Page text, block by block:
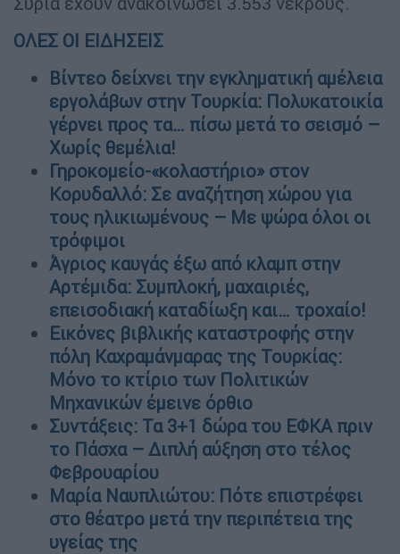
ΟΛΕΣ ΟΙ ΕΙΔΗΣΕΙΣ
Βίντεο δείχνει την εγκληματική αμέλεια
εργολάβων στην Τουρκία: Πολυκατοικία
γέρνει προς τα… πίσω μετά το σεισμό –
Χωρίς θεμέλια!
Γηροκομείο-«κολαστήριο» στον
Κορυδαλλό: Σε αναζήτηση χώρου για
τους ηλικιωμένους – Με ψώρα όλοι οι
τρόφιμοι
Άγριος καυγάς έξω από κλαμπ στην
Αρτέμιδα: Συμπλοκή, μαχαιριές,
επεισοδιακή καταδίωξη και… τροχαίο!
Εικόνες βιβλικής καταστροφής στην
πόλη Καχραμάνμαρας της Τουρκίας:
Μόνο το κτίριο των Πολιτικών
Μηχανικών έμεινε όρθιο
Συντάξεις: Τα 3+1 δώρα του ΕΦΚΑ πριν
το Πάσχα – Διπλή αύξηση στο τέλος
Φεβρουαρίου
Μαρία Ναυπλιώτου: Πότε επιστρέφει
στο θέατρο μετά την περιπέτεια της
υγείας της